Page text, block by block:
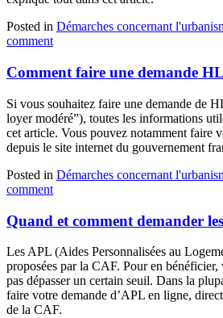
Posted in Démarches concernant
comment
Comment faire une demande
Si vous souhaitez faire une demande de
loyer modéré”), toutes les informations
cet article. Vous pouvez notamment faire
depuis le site internet du gouvernement
Posted in Démarches concernant
comment
Quand et comment demander
Les APL (Aides Personnalisées au
proposées par la CAF. Pour en
pas dépasser un certain seuil. Dans la
faire votre demande d’APL en ligne,
de la CAF.